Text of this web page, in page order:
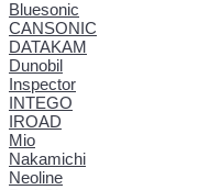
Bluesonic
CANSONIC
DATAKAM
Dunobil
Inspector
INTEGO
IROAD
Mio
Nakamichi
Neoline